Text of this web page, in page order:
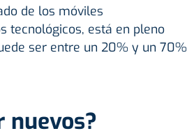
de los móviles
tecnológicos, está en pleno
ser entre un 20% y un 70%
nuevos?